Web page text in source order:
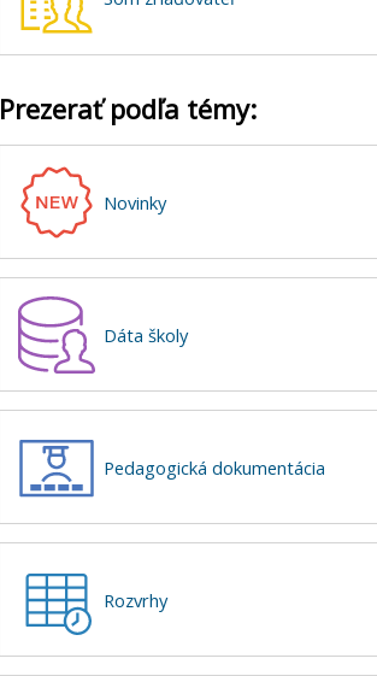
Prezerať podľa témy:
Novinky
Dáta školy
Pedagogická dokumentácia
Rozvrhy